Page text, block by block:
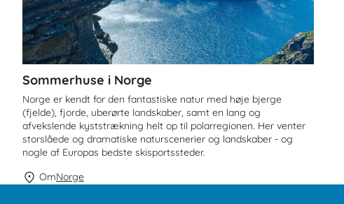
Sommerhuse i Norge
Norge er kendt for den fantastiske natur med høje bjerge
(fjelde), fjorde, uberørte landskaber, samt en lang og
afvekslende kyststrækning helt op til polarregionen. Her venter
storslåede og dramatiske naturscenerier og landskaber - og
nogle af Europas bedste skisportssteder.
OmNorge